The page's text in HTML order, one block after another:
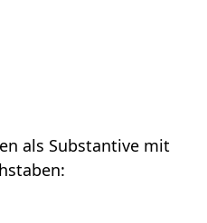
als Substantive mit